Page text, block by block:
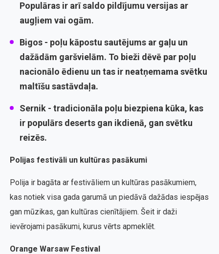
Populāras ir arī saldo pildījumu versijas ar
augļiem vai ogām.
Bigos - poļu kāpostu sautējums ar gaļu un
dažādām garšvielām. To bieži dēvē par poļu
nacionālo ēdienu un tas ir neatņemama svētku
maltīšu sastāvdaļa.
Sernik - tradicionāla poļu biezpiena kūka, kas
ir populārs deserts gan ikdienā, gan svētku
reizēs.
Polijas festivāli un kultūras pasākumi
Polija ir bagāta ar festivāliem un kultūras pasākumiem,
kas notiek visa gada garumā un piedāvā dažādas iespējas
gan mūzikas, gan kultūras cienītājiem. Šeit ir daži
ievērojami pasākumi, kurus vērts apmeklēt.
Orange Warsaw Festival